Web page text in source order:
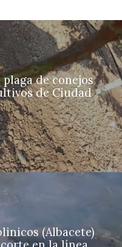
plaga de conejos
de Ciudad
(Albacete)